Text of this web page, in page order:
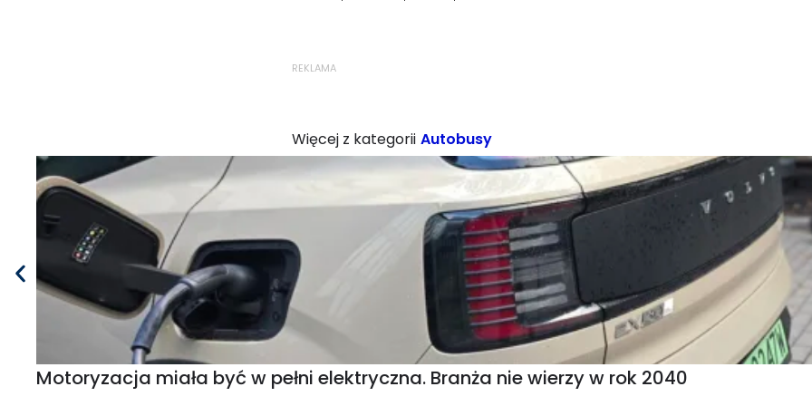
REKLAMA
Więcej z kategorii Autobusy
Motoryzacja miała być w pełni elektryczna. Branża nie wierzy w rok 2040